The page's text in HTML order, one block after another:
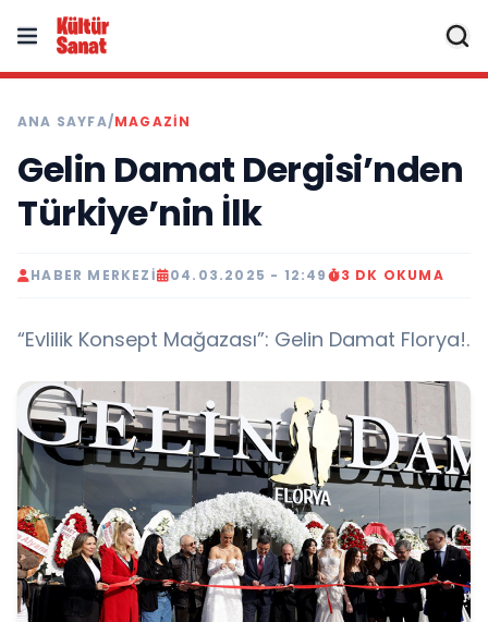
ANA SAYFA/MAGAZIN
Gelin Damat Dergisi’nden
Türkiye’nin İlk
HABER MERKEZI 04.03.2025 - 12:49 3 DK OKUMA
“Evlilik Konsept Mağazası”: Gelin Damat Florya!.